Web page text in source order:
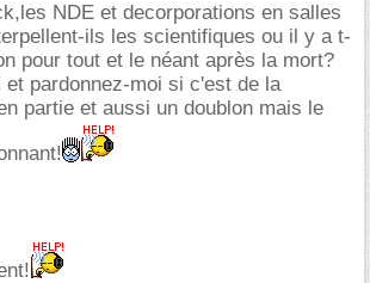
NDE et decorporations en salles
ils les scientifiques ou il y a t-
pour tout et le néant après la mort?
et pardonnez-moi si c'est de la
partie et aussi un doublon mais le